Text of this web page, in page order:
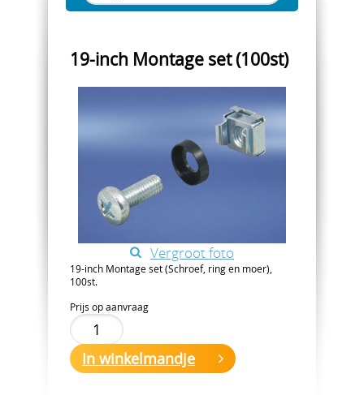
19-inch Montage set (100st)
Vergroot foto
19-inch Montage set (Schroef, ring en moer),
100st.
Prijs op aanvraag
In winkelmandje